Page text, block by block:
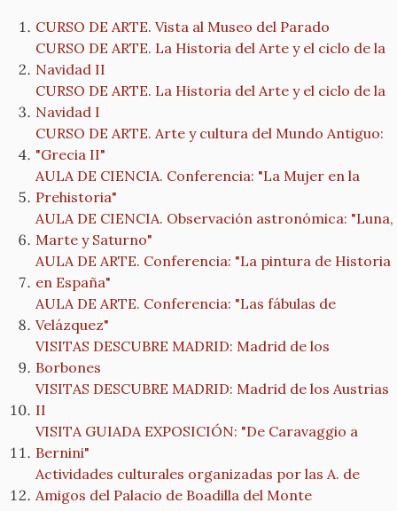
CURSO DE ARTE. Vista al Museo del Parado
CURSO DE ARTE. La Historia del Arte y el ciclo de la
Navidad II
CURSO DE ARTE. La Historia del Arte y el ciclo de la
Navidad I
CURSO DE ARTE. Arte y cultura del Mundo Antiguo:
"Grecia II"
AULA DE CIENCIA. Conferencia: "La Mujer en la
Prehistoria"
AULA DE CIENCIA. Observación astronómica: "Luna,
Marte y Saturno"
AULA DE ARTE. Conferencia: "La pintura de Historia
en España"
AULA DE ARTE. Conferencia: "Las fábulas de
Velázquez"
VISITAS DESCUBRE MADRID: Madrid de los
Borbones
VISITAS DESCUBRE MADRID: Madrid de los Austrias
II
VISITA GUIADA EXPOSICIÓN: "De Caravaggio a
Bernini"
Actividades culturales organizadas por las A. de
Amigos del Palacio de Boadilla del Monte